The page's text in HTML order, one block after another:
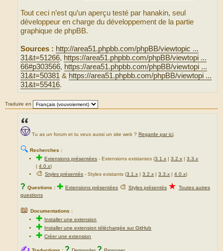
Tout ceci n’est qu’un aperçu testé par hanakin, seul
développeur en charge du développement de la partie
graphique de phpBB.
Sources : http://area51.phpbb.com/phpBB/viewtopic ...
31&t=51266, https://area51.phpbb.com/phpBB/viewtopi ...
66#p303566, https://area51.phpbb.com/phpBB/viewtopi ...
31&t=50381 & https://area51.phpbb.com/phpBB/viewtopi ...
31&t=55416.
Traduire en
Tu as un forum et tu veux aussi un site web ? Regarde par ici
🔍 Recherches :
✚Extensions présentées -Extensions existantes (3.1.x |3.2.x |3.3.x
|4.0.x)
🎨Styles présentés - Styles existants (3.1.x |3.2.x |3.3.x |4.0.x)
? Questions : ✚ Extensions présentées 🎨 Styles présentés ★ Toutes autres
questions
📖 Documentations :
✚ Installer une extension
✚ Installer une extension téléchargée sur GitHub
✚Créer une extension
✍ ? ?